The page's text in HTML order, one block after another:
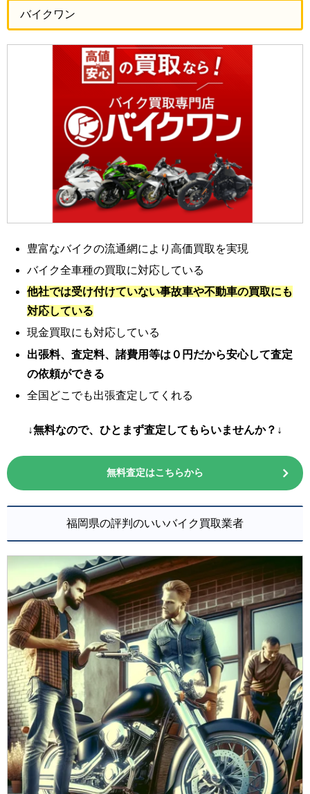
バイクワン
豊富なバイクの流通網により高価買取を実現
バイク全車種の買取に対応している
他社では受け付けていない事故車や不動車の買取にも
対応している
現金買取にも対応している
出張料、査定料、諸費用等は０円だから安心して査定
の依頼ができる
全国どこでも出張査定してくれる
↓無料なので、ひとまず査定してもらいませんか？↓
無料査定はこちらから
福岡県の評判のいいバイク買取業者